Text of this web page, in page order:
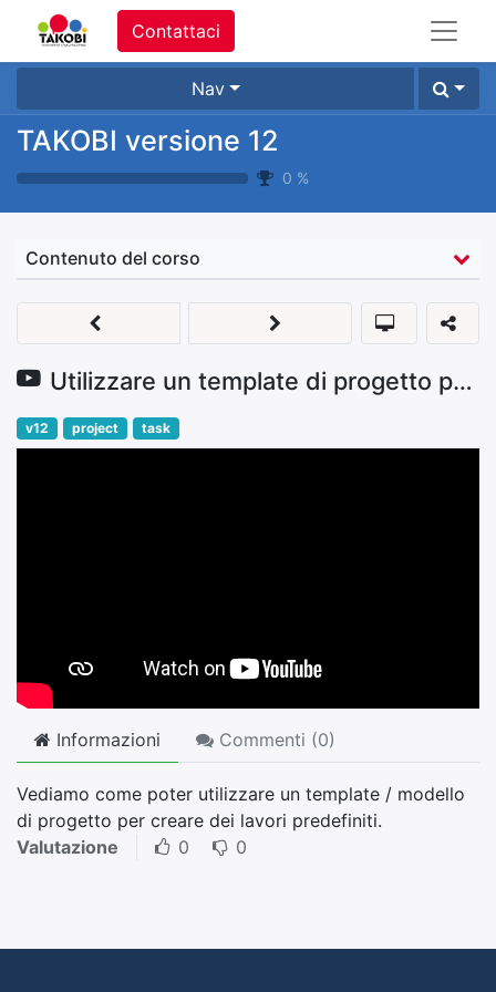
Contattaci
Nav
TAKOBI versione 12
0 %
Contenuto del corso
Utilizzare un template di progetto per creare nuovi progetti e lavori
v12 project task
Informazioni Commenti (0)
Vediamo come poter utilizzare un template / modello
di progetto per creare dei lavori predefiniti.
Valutazione
0 0